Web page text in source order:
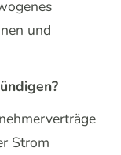
und
Strom